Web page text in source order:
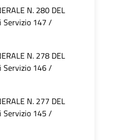
N. 280 DEL
147 /
N. 278 DEL
146 /
N. 277 DEL
145 /